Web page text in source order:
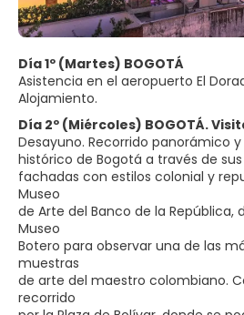
Día 1º (Martes) BOGOTÁ
Asistencia en el aeropuerto El
Alojamiento.
Día 2º (Miércoles) BOGOTÁ.
Desayuno. Recorrido panorámico
histórico de Bogotá a través de
fachadas con estilos colonial y
Museo
de Arte del Banco de la República,
Museo
Botero para observar una de las
muestras
de arte del maestro colombiano.
recorrido